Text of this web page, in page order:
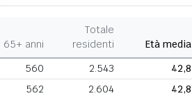
65+ anni
Totale
residenti
Età media
560 2.543
42,8
562 2.604
42,8